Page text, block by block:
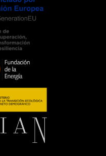
demuestra
es posible
trasciende el
Salamanca,
supone
con
la vida
el trabajo de
Asociación